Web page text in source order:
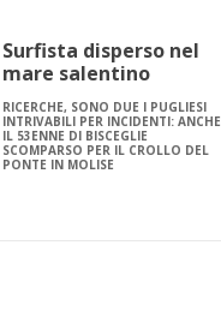
Surfista disperso nel
mare salentino
RICERCHE, SONO DUE I PUGLIESI
INTRIVABILI PER INCIDENTI: ANCHE
IL 53ENNE DI BISCEGLIE
SCOMPARSO PER IL CROLLO DEL
PONTE IN MOLISE